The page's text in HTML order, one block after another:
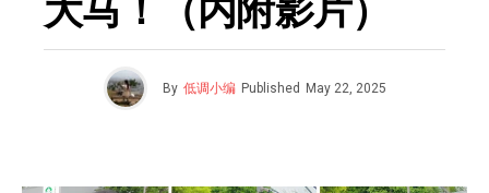
大马！（内附影片）
By 低调小编 Published May 22, 2025